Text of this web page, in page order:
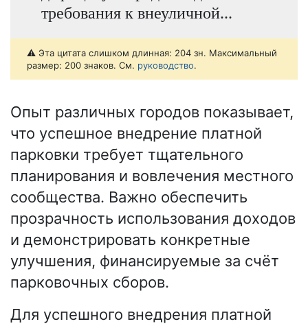
требования к внеуличной...
⚠️ Эта цитата слишком длинная: 204 зн. Максимальный
размер: 200 знаков. См. руководство.
Опыт различных городов показывает,
что успешное внедрение платной
парковки требует тщательного
планирования и вовлечения местного
сообщества. Важно обеспечить
прозрачность использования доходов
и демонстрировать конкретные
улучшения, финансируемые за счёт
парковочных сборов.
Для успешного внедрения платной